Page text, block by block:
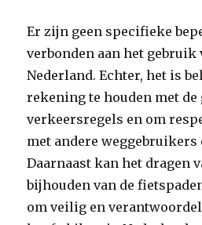
Er zijn geen specifieke
verbonden aan het gebruik
Nederland. Echter, het is
rekening te houden met de
verkeersregels en om
met andere weggebruikers
Daarnaast kan het dragen
bijhouden van de
om veilig en